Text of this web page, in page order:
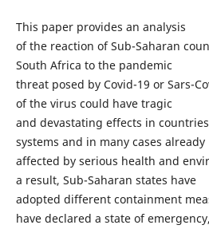
This paper provides an analysis
of the reaction of Sub-Saharan
South Africa to the pandemic
threat posed by Covid-19 or Sars-
of the virus could have tragic
and devastating effects in
systems and in many cases already
affected by serious health and
a result, Sub-Saharan states have
adopted different containment
have declared a state of